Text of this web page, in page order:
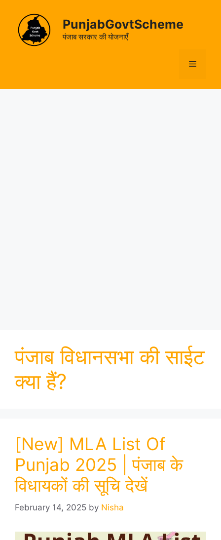
content
PunjabGovtScheme
पंजाब सरकार की योजनाएँ
Menu
पंजाब विधानसभा की साईट
क्या हैं?
[New] MLA List Of
Punjab 2025 | पंजाब के
विधायकों की सूचि देखें
February 14, 2025 by Nisha